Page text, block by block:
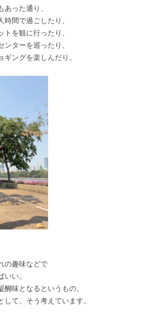
った通り、
間で過ごしたり、
を観に行ったり、
ターを巡ったり、
ギングを楽しんだり。
の趣味などで
い。
味となるというもの。
して、そう考えています。